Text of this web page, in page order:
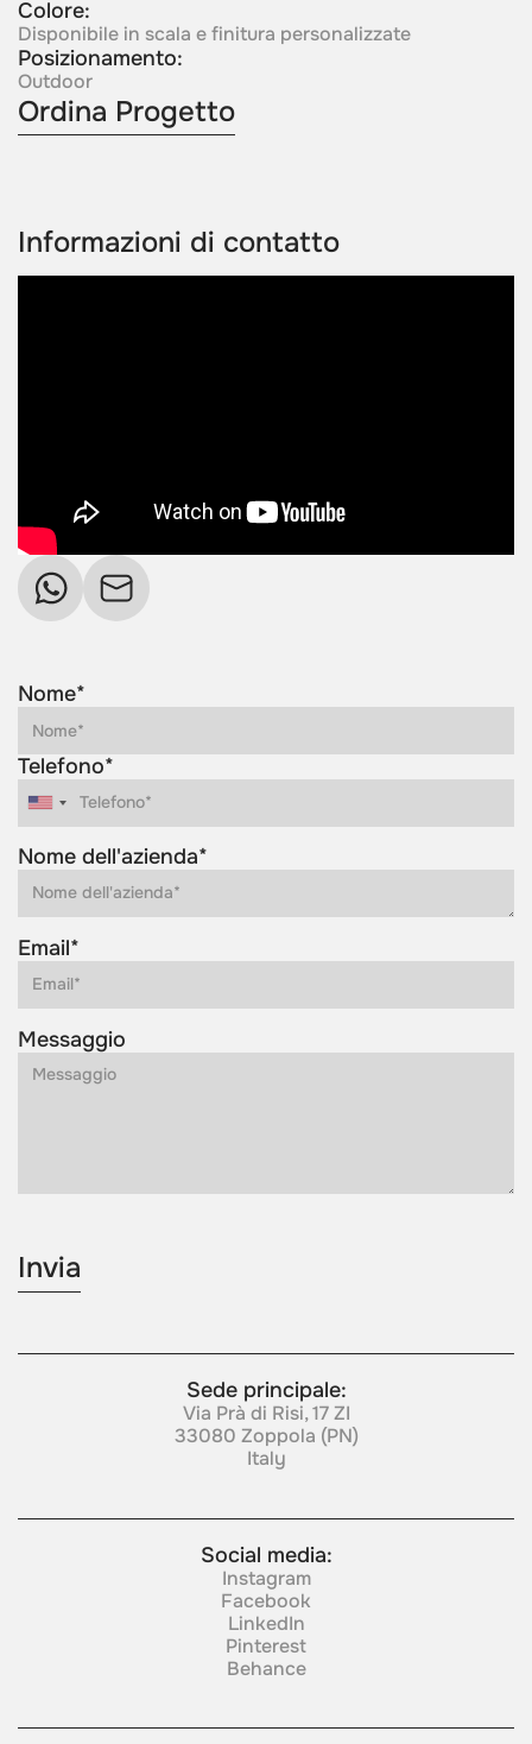
Colore:
Disponibile in scala e finitura personalizzate
Posizionamento:
Outdoor
Ordina Progetto
Informazioni di contatto
Nome*
Telefono*
Nome dell'azienda*
Email*
Messaggio
Sede principale:
Via Prà di Risi, 17 ZI
33080 Zoppola (PN)
Italy
Social media:
Instagram
Facebook
LinkedIn
Pinterest
Behance